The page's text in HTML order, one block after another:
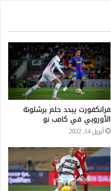
فرانكفورت يبدد حلم برشلونة
الأوروبي في كامب نو
أبريل 14, 2022